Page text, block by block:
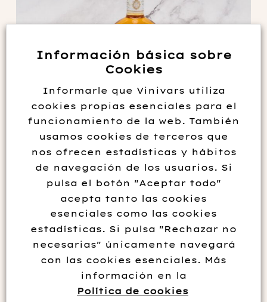
ZARATE AGUARDIENTE
TOSTADO
Información básica sobre
Cookies
Informarle que Vinivars utiliza
cookies propias esenciales para el
funcionamiento de la web. También
usamos cookies de terceros que
nos ofrecen estadísticas y hábitos
de navegación de los usuarios. Si
pulsa el botón "Aceptar todo"
acepta tanto las cookies
esenciales como las cookies
estadísticas. Si pulsa "Rechazar no
necesarias" únicamente navegará
con las cookies esenciales. Más
información en la
Política de cookies